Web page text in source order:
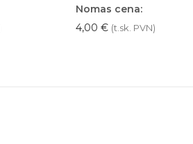
Nomas cena:
4,00 € (t.sk. PVN)